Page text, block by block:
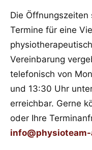
Die
Termine für eine
Vereinbarung
telefonisch von
und 13:30 Uhr
erreichbar. Gerne
oder Ihre